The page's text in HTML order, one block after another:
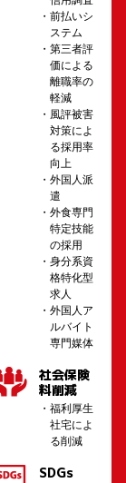
前払いシ
ステム
第三者評
価による
離職率の
軽減
風評被害
対策によ
る採用率
向上
外国人派
遣
外食専門
特定技能
の採用
身分系資
格特化型
求人
外国人ア
ルバイト
専門媒体
社会保険
料削減
福利厚生
社宅によ
る削減
SDGs